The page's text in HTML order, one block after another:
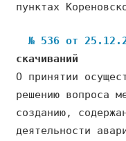
пунктах
№ 536 от
скачиваний
О принятии
решению вопроса
созданию,
деятельности